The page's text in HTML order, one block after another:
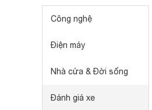
Công nghệ
Điện máy
Nhà cửa & Đời sống
Đánh giá xe